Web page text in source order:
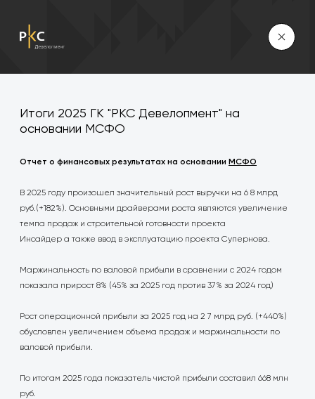
Итоги 2025 ГК "РКС Девелопмент" на
основании МСФО
Отчет о финансовых результатах на основании МСФО
В 2025 году произошел значительный рост выручки на 6 8 млрд
руб.(+182%). Основными драйверами роста являются увеличение
темпа продаж и строительной готовности проекта
Инсайдер а также ввод в эксплуатацию проекта Супернова.
Маржинальность по валовой прибыли в сравнении с 2024 годом
показала прирост 8% (45% за 2025 год против 37% за 2024 год)
Рост операционной прибыли за 2025 год на 2 7 млрд руб. (+440%)
обусловлен увеличением объема продаж и маржинальности по
валовой прибыли.
По итогам 2025 года показатель чистой прибыли составил 668 млн
руб.